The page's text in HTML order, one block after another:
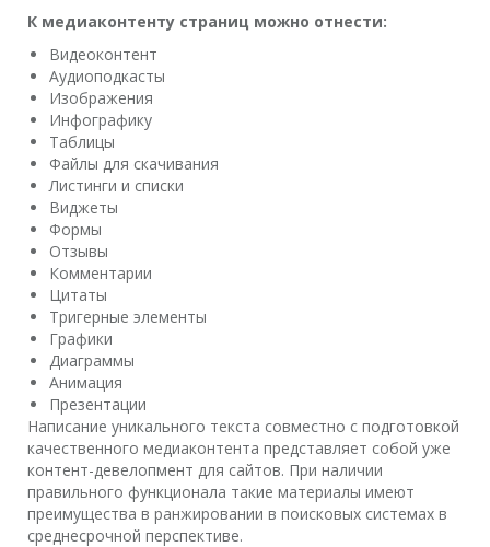
К медиаконтенту страниц можно отнести:
Видеоконтент
Аудиоподкасты
Изображения
Инфографику
Таблицы
Файлы для скачивания
Листинги и списки
Виджеты
Формы
Отзывы
Комментарии
Цитаты
Тригерные элементы
Графики
Диаграммы
Анимация
Презентации
Написание уникального текста совместно с подготовкой
качественного медиаконтента представляет собой уже
контент-девелопмент для сайтов. При наличии
правильного функционала такие материалы имеют
преимущества в ранжировании в поисковых системах в
среднесрочной перспективе.